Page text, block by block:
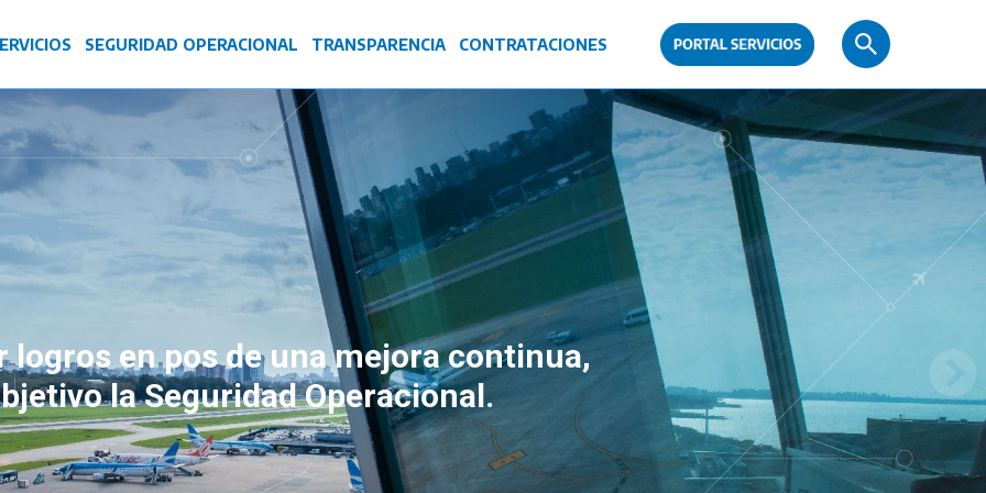
SEGURIDAD OPERACIONAL TRANSPARENCIA CONTRATACIONES
logros en pos de una mejora continua,
la Seguridad Operacional.